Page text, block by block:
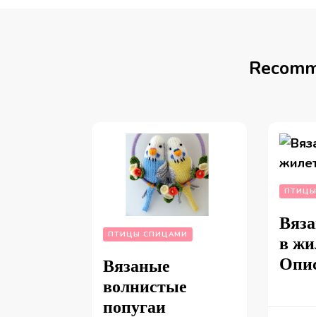
ПТИЦЫ СПИЦАМИ
Вязаные
волнистые
попугаи
в